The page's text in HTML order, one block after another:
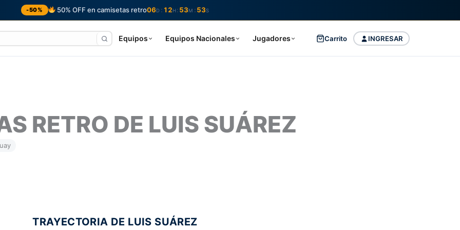
-50% 50% OFF en camisetas retro06D : 12H : 53M : 52S
Equipos Equipos Nacionales Jugadores INGRESAR
Carrito
RETRO DE LUIS SUÁREZ
TRAYECTORIA DE LUIS SUÁREZ